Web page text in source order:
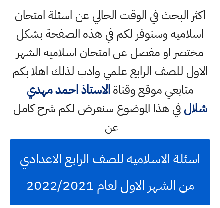
اكثر البحث في الوقت الحالي عن اسئلة امتحان
اسلاميه وسنوفر لكم في هذه الصفحة بشكل
مختصر او مفصل عن امتحان اسلاميه الشهر
الاول للصف الرابع علمي وادب لذلك اهلا بكم
متابعي موقع وقناةالاستاذ احمد مهدي
شلالفي هذا الموضوع سنعرض لكم شرح كامل
عن
اسئلة الاسلاميه للصف الرابع الاعدادي
من الشهر الاول لعام 2022/2021